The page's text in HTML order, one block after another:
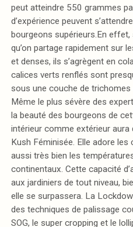
peut atteindre 550 grammes
d’expérience peuvent
bourgeons supérieurs.En
qu’on partage rapidement sur
et denses, ils s’agrègent en
calices verts renflés sont
sous une couche de
Même le plus sévère des
la beauté des bourgeons de
intérieur comme extérieur
Kush Féminisée. Elle adore
aussi très bien les
continentaux. Cette capacité
aux jardiniers de tout niveau,
elle se surpassera. La
des techniques de palissage
SOG, le super cropping et le